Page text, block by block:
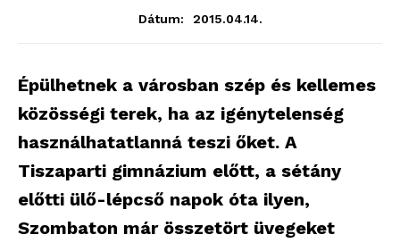
Dátum: 2015.04.14.
Épülhetnek a városban szép és kellemes
közösségi terek, ha az igénytelenség
használhatatlanná teszi őket. A
Tiszaparti gimnázium előtt, a sétány
előtti ülő-lépcső napok óta ilyen,
Szombaton már összetört üvegeket